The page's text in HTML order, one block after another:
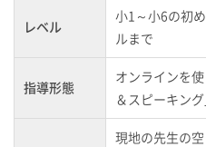
レベル
小1～小6の初
ルまで
指導形態
オンラインを
＆スピーキン
現地の先生の